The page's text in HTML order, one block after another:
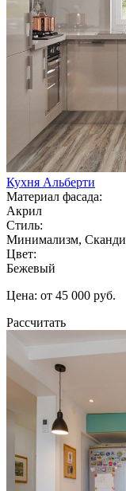
Кухня Альберти
Материал фасада:
Акрил
Стиль:
Минимализм,
Цвет:
Бежевый
Цена: от 45 000 руб.
Рассчитать